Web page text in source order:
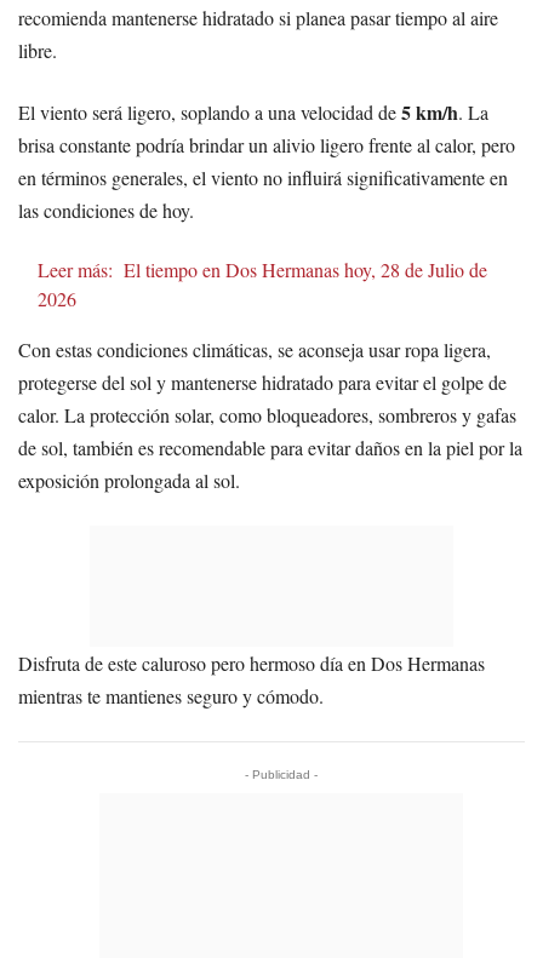
recomienda mantenerse hidratado si planea pasar tiempo al aire
libre.
El viento será ligero, soplando a una velocidad de5 km/h. La
brisa constante podría brindar un alivio ligero frente al calor, pero
en términos generales, el viento no influirá significativamente en
las condiciones de hoy.
Leer más: El tiempo en Dos Hermanas hoy, 28 de Julio de
2026
Con estas condiciones climáticas, se aconseja usar ropa ligera,
protegerse del sol y mantenerse hidratado para evitar el golpe de
calor. La protección solar, como bloqueadores, sombreros y gafas
de sol, también es recomendable para evitar daños en la piel por la
exposición prolongada al sol.
Disfruta de este caluroso pero hermoso día en Dos Hermanas
mientras te mantienes seguro y cómodo.
- Publicidad -